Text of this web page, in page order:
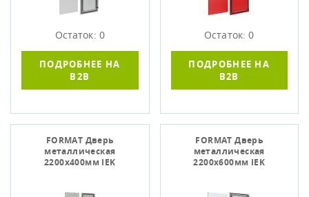
Остаток: 0
ПОДРОБНЕЕ НА
B2B
Остаток: 0
ПОДРОБНЕЕ НА
B2B
FORMAT Дверь
металлическая
2200х400мм IEK
FORMAT Дверь
металлическая
2200х600мм IEK